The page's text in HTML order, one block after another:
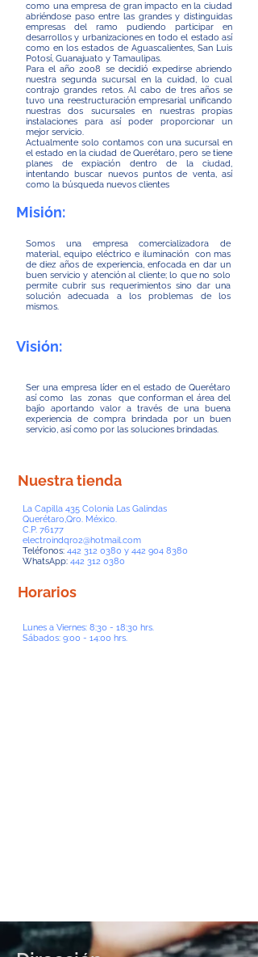
como una empresa de gran impacto en la ciudad
abriéndose paso entre las grandes y distinguidas
empresas del ramo pudiendo participar en
desarrollos y urbanizaciones en todo el estado así
como en los estados de Aguascalientes, San Luis
Potosí, Guanajuato y Tamaulipas.
Para el año 2008 se decidió expedirse abriendo
nuestra segunda sucursal en la cuidad, lo cual
contrajo grandes retos. Al cabo de tres años se
tuvo una reestructuración empresarial unificando
nuestras dos sucursales en nuestras propias
instalaciones para así poder proporcionar un
mejor servicio.
Actualmente solo contamos con una sucursal en
el estado en la ciudad de Querétaro, pero se tiene
planes de expiación dentro de la ciudad,
intentando buscar nuevos puntos de venta, así
como la búsqueda nuevos clientes
Misión:
Somos una empresa comercializadora de
material, equipo eléctrico e iluminación con mas
de diez años de experiencia, enfocada en dar un
buen servicio y atención al cliente; lo que no solo
permite cubrir sus requerimientos sino dar una
solución adecuada a los problemas de los
mismos.
Visión:
Ser una empresa líder en el estado de Querétaro
así como las zonas que conforman el área del
bajío aportando valor a través de una buena
experiencia de compra brindada por un buen
servicio, así como por las soluciones brindadas.
Nuestra tienda
La Capilla 435 Colonia Las Galindas
Querétaro,Qro. México.
C.P. 76177
electroindqro2@hotmail.com
Teléfonos: 442 312 0380 y 442 904 8380
WhatsApp: 442 312 0380
Horarios
Lunes a Viernes: 8:30 - 18:30 hrs.
Sábados: 9:00 - 14:00 hrs.